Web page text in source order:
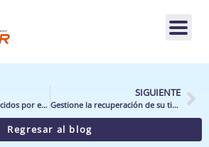
¡Eluda los sesgos inducidos por el Valor por Hora Trabajada!
SIGUIENTE
Gestione la recuperación de su tienda: hacia una organización controlada y rentable
Regresar al blog